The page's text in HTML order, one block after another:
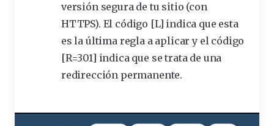
versión segura de tu sitio (con
HTTPS). El código [L] indica que esta
es la última regla a aplicar y el código
[R=301] indica que se trata de una
redirección permanente.